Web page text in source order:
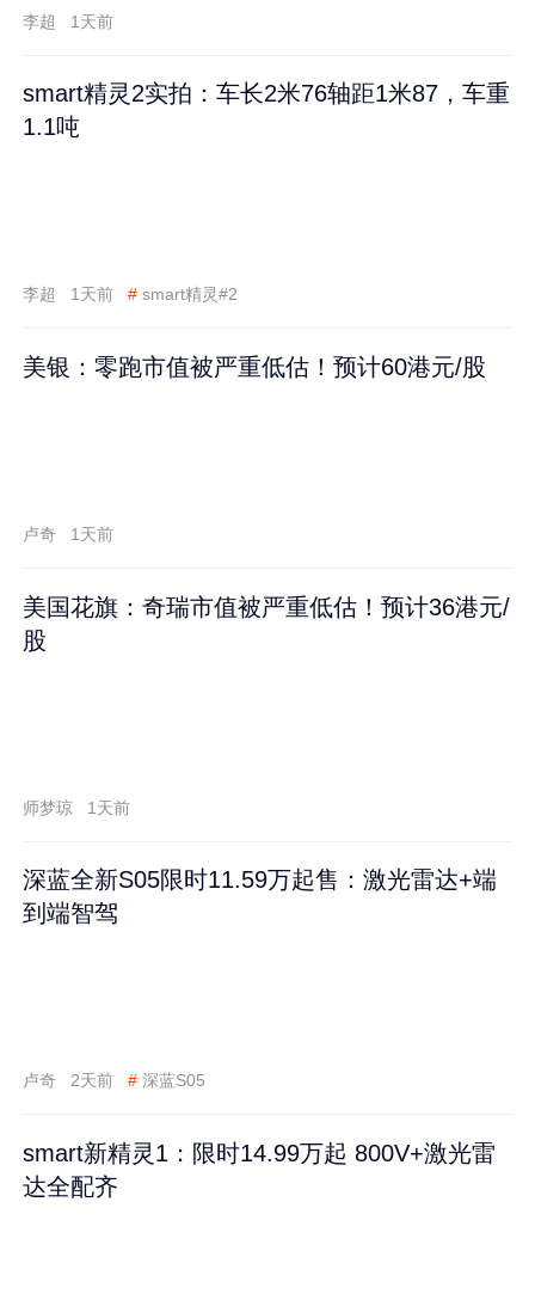
李超 1天前
smart精灵2实拍：车长2米76轴距1米87，车重
1.1吨
李超 1天前 # smart精灵#2
美银：零跑市值被严重低估！预计60港元/股
卢奇 1天前
美国花旗：奇瑞市值被严重低估！预计36港元/
股
师梦琼 1天前
深蓝全新S05限时11.59万起售：激光雷达+端
到端智驾
卢奇 2天前 # 深蓝S05
smart新精灵1：限时14.99万起 800V+激光雷
达全配齐